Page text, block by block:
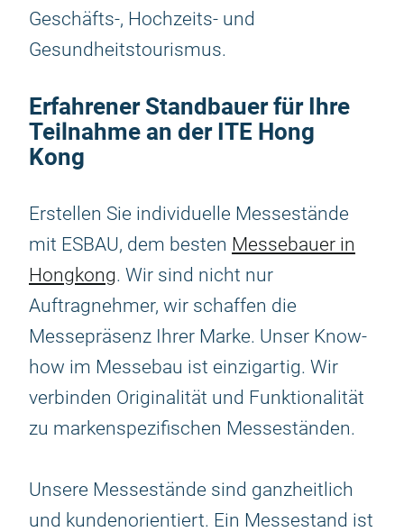
Geschäfts-, Hochzeits- und
Gesundheitstourismus.
Erfahrener Standbauer für Ihre
Teilnahme an der ITE Hong
Kong
Erstellen Sie individuelle Messestände
mit ESBAU, dem besten Messebauer in
Hongkong. Wir sind nicht nur
Auftragnehmer, wir schaffen die
Messepräsenz Ihrer Marke. Unser Know-
how im Messebau ist einzigartig. Wir
verbinden Originalität und Funktionalität
zu markenspezifischen Messeständen.
Unsere Messestände sind ganzheitlich
und kundenorientiert. Ein Messestand ist